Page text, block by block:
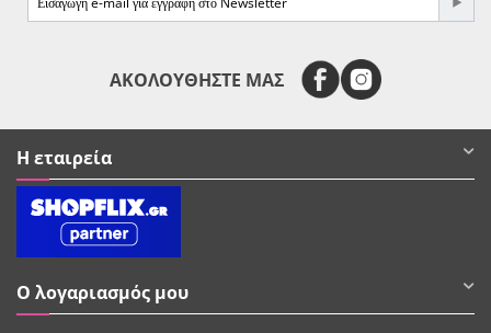
ΑΚΟΛΟΥΘΗΣΤΕ ΜΑΣ
Η εταιρεία
Ο λογαριασμός μου